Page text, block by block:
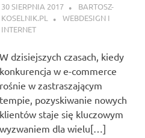
30 SIERPNIA 2017
BARTOSZ-
KOSELNIK.PL
WEBDESIGN I
INTERNET
W dzisiejszych czasach, kiedy
konkurencja w e-commerce
rośnie w zastraszającym
tempie, pozyskiwanie nowych
klientów staje się kluczowym
wyzwaniem dla wielu[…]